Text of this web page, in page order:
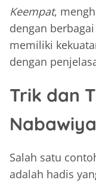
Keempat,
dengan
memiliki
dengan
Trik dan
Salah satu
adalah hadis